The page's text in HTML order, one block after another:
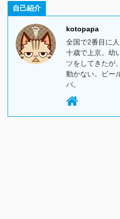
自己紹介
kotopapa
全国で2番目に
十歳で上京。幼
ツをしてきたが
動かない。ビー
パ。